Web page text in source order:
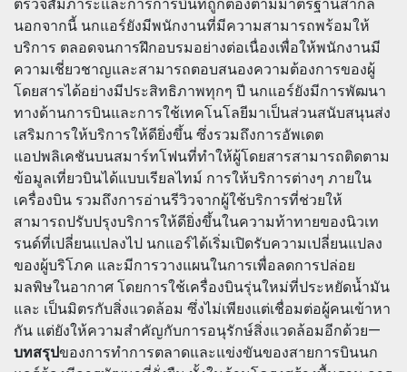
นอกจากนี้ นกแอร์ยังมีพนักงานที่มีความสามารถพร้อมให้
บริการ ตลอดจนการฝึกอบรมอย่างต่อเนื่องเพื่อให้พนักงานมี
ความเชี่ยวชาญและสามารถตอบสนองความต้องการของผู้
โดยสารได้อย่างมีประสิทธิภาพทุกๆ ปี นกแอร์ยังมีการพัฒนา
ทางด้านการบินและการใช้เทคโนโลยีมาเป็นส่วนสนับสนุนส่ง
เสริมการให้บริการให้ดียิ่งขึ้น ซึ่งรวมถึงการอัพเดต
แอปพลิเคชันบนสมาร์ทโฟนที่ทำให้ผู้โดยสารสามารถติดตาม
ข้อมูลเที่ยวบินได้แบบเรียลไทม์ การให้บริการต่างๆ ภายใน
เครื่องบิน รวมถึงการอ่านรีวิวจากผู้ใช้บริการที่ช่วยให้
สามารถปรับปรุงบริการให้ดียิ่งขึ้นในความท้าทายของนิวเท
รนด์ที่เปลี่ยนแปลงไป นกแอร์ได้เริ่มเปิดรับความเปลี่ยนแปลง
ของผู้บริโภค และมีการวางแผนในการเพื่อลดการปล่อย
มลพิษในอากาศ โดยการใช้เครื่องบินรุ่นใหม่ที่ประหยัดน้ำมัน
และ เป็นมิตรกับสิ่งแวดล้อม ซึ่งไม่เพียงแต่เชื่อมต่อผู้คนเข้าหา
กัน แต่ยังให้ความสำคัญกับการอนุรักษ์สิ่งแวดล้อมอีกด้วย—
บทสรุปของการทำการตลาดและแข่งขันของสายการบินนก